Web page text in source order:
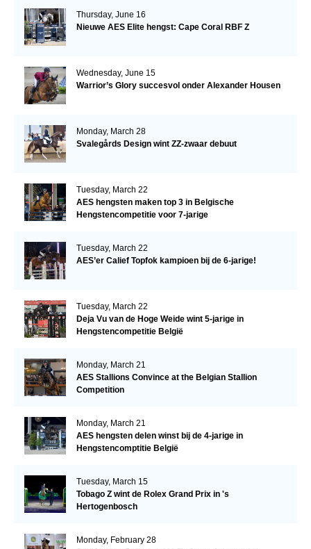
Thursday, June 16
Nieuwe AES Elite hengst: Cape Coral RBF Z
Wednesday, June 15
Warrior’s Glory succesvol onder Alexander Housen
Monday, March 28
Svalegårds Design wint ZZ-zwaar debuut
Tuesday, March 22
AES hengsten maken top 3 in Belgische
Hengstencompetitie voor 7-jarige
Tuesday, March 22
AES’er Calief Topfok kampioen bij de 6-jarige!
Tuesday, March 22
Deja Vu van de Hoge Weide wint 5-jarige in
Hengstencompetitie België
Monday, March 21
AES Stallions Convince at the Belgian Stallion
Competition
Monday, March 21
AES hengsten delen winst bij de 4-jarige in
Hengstencomptitie België
Tuesday, March 15
Tobago Z wint de Rolex Grand Prix in 's
Hertogenbosch
Monday, February 28